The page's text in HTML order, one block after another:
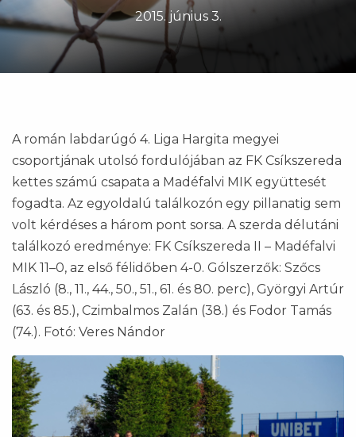
2015. június 3.
A román labdarúgó 4. Liga Hargita megyei
csoportjának utolsó fordulójában az FK Csíkszereda
kettes számú csapata a Madéfalvi MIK együttesét
fogadta. Az egyoldalú találkozón egy pillanatig sem
volt kérdéses a három pont sorsa. A szerda délutáni
találkozó eredménye: FK Csíkszereda II – Madéfalvi
MIK 11–0, az első félidőben 4-0. Gólszerzők: Szőcs
László (8., 11., 44., 50., 51., 61. és 80. perc), Györgyi Artúr
(63. és 85.), Czimbalmos Zalán (38.) és Fodor Tamás
(74.). Fotó: Veres Nándor